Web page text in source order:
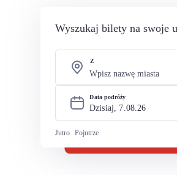
Wyszukaj bilety na swoje
Z
Data podróży
Dzisiaj, 7.08.26
Jutro Pojutrze